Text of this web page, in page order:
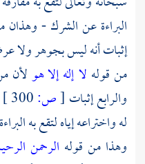
البراءة عن الشرك - وهذان
إثبات أنه ليس بجوهر ولا
من قوله لا إله إلا هولأن
والرابع إثبات [ص:
له واختراعه إياه لتقع به
وهذا من قوله الرحمن